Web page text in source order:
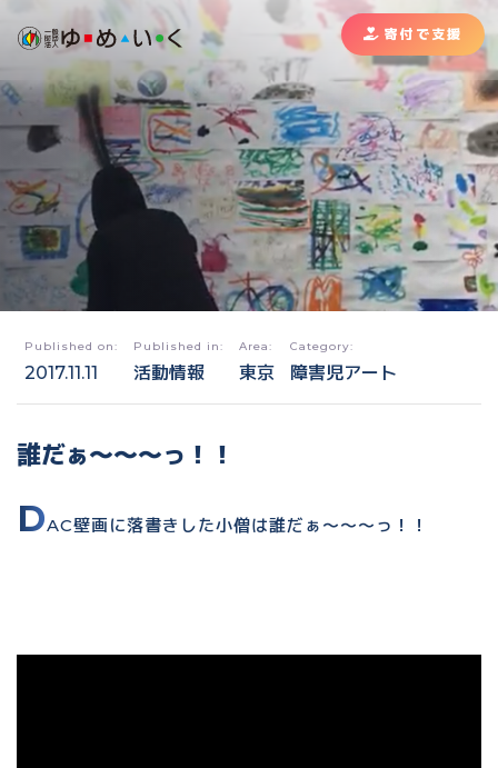
寄付で支援
Published on:
2017.11.11
Published in:
活動情報
Area:
東京
Category:
障害児アート
誰だぁ〜〜〜っ！！
DAC壁画に落書きした小僧は誰だぁ〜〜〜っ！！